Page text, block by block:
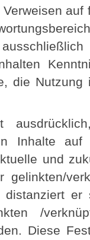
auf
die
Inhalte
und
gelinkten/
distanziert
/
Diese